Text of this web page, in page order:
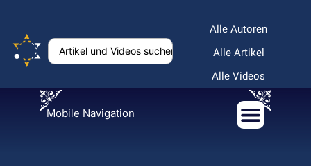
Alle Autoren
Alle Artikel
Alle Videos
Mobile Navigation